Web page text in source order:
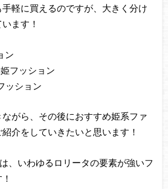
軽に買えるのですが、大きく分け
ます！
ン
フッション
ッション
がら、その後におすすめ姫系ファ
介をしていきたいと思います！
、いわゆるロリータの要素が強いフ